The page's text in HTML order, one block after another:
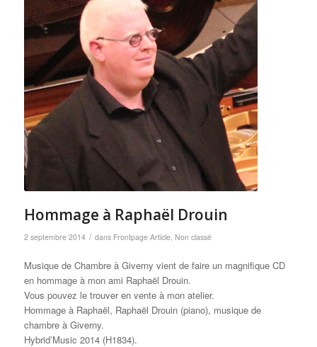
Hommage à Raphaël Drouin
2 septembre 2014 / dans Frontpage Article, Non classé
Musique de Chambre à Giverny vient de faire un magnifique CD
en hommage à mon ami Raphaël Drouin.
Vous pouvez le trouver en vente à mon atelier.
Hommage à Raphaël, Raphaël Drouin (piano), musique de
chambre à Giverny.
Hybrid’Music 2014 (H1834).